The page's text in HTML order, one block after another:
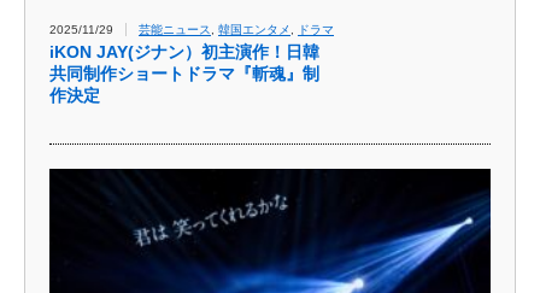
2025/11/29 芸能ニュース 韓国エンタメ ドラマ
iKON JAY(ジナン）初主演作！日韓
共同制作ショートドラマ『斬魂』制
作決定